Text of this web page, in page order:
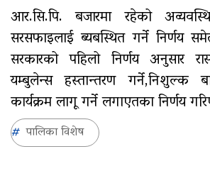
आर.सि.पि. बजारमा रहेको
सरसफाइलाई ब्यबस्थित गर्ने निर्णय
सरकारको पहिलो निर्णय अनुसार
यम्बुलेन्स हस्तान्तरण गर्ने,निशुल्क
कार्यक्रम लागू गर्ने लगाएतका निर्णय
पालिका विशेष